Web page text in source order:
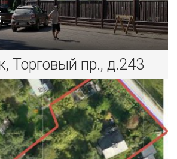
Торговый пр., д.243